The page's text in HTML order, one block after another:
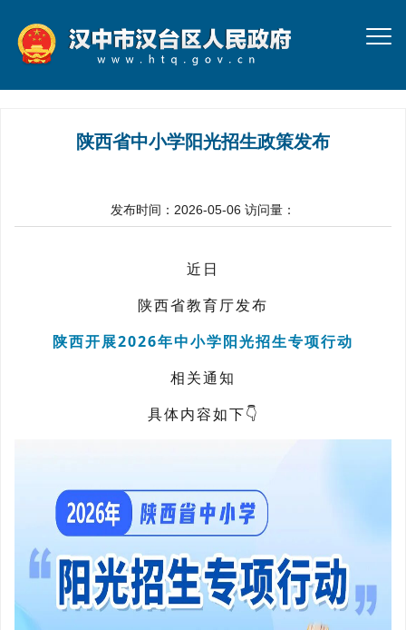
陕西省中小学阳光招生政策发布
发布时间：2026-05-06 访问量：
近日
陕西省教育厅发布
陕西开展2026年中小学阳光招生专项行动
相关通知
具体内容如下👇